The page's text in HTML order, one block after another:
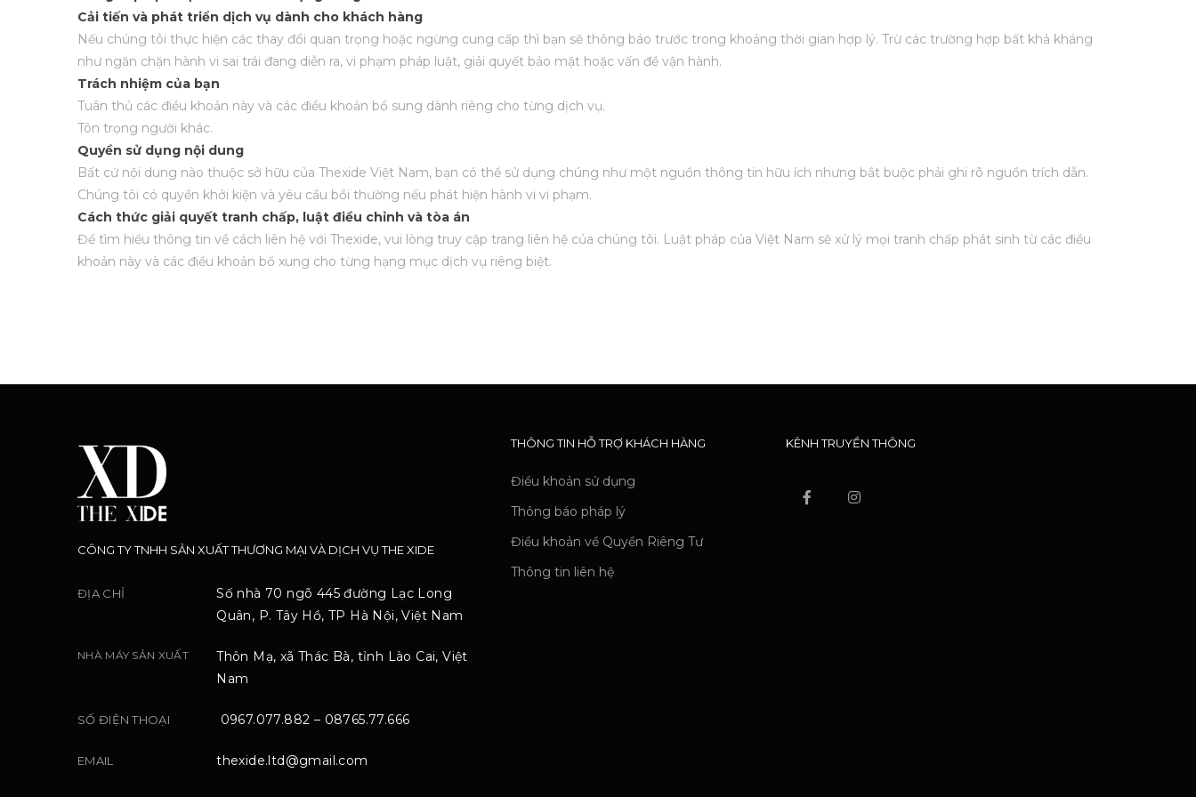
Cải tiến và phát triển dịch vụ dành cho khách hàng
Nếu chúng tôi thực hiện các thay đổi quan trọng hoặc ngừng cung cấp thì bạn sẽ thông báo trước trong khoảng thời gian hợp lý. Trừ các trường hợp bất khả kháng
như ngăn chặn hành vi sai trái đang diễn ra, vi phạm pháp luật, giải quyết bảo mật hoặc vấn đề vận hành.
Trách nhiệm của bạn
Tuân thủ các điều khoản này và các điều khoản bổ sung dành riêng cho từng dịch vụ.
Tôn trọng người khác.
Quyền sử dụng nội dung
Bất cứ nội dung nào thuộc sở hữu của Thexide Việt Nam, bạn có thể sử dụng chúng như một nguồn thông tin hữu ích nhưng bắt buộc phải ghi rõ nguồn trích dẫn.
Chúng tôi có quyền khởi kiện và yêu cầu bồi thường nếu phát hiện hành vi vi phạm.
Cách thức giải quyết tranh chấp, luật điều chỉnh và tòa án
Để tìm hiểu thông tin về cách liên hệ với Thexide, vui lòng truy cập trang liên hệ của chúng tôi. Luật pháp của Việt Nam sẽ xử lý mọi tranh chấp phát sinh từ các điều
khoản này và các điều khoản bổ xung cho từng hạng mục dịch vụ riêng biệt.
CÔNG TY TNHH SẢN XUẤT THƯƠNG MẠI VÀ DỊCH VỤ THE XIDE
ĐỊA CHỈ
Số nhà 70 ngõ 445 đường Lạc Long
Quân, P. Tây Hồ, TP Hà Nội, Việt Nam
NHÀ MÁY SẢN XUẤT
Thôn Mạ, xã Thác Bà, tỉnh Lào Cai, Việt
Nam
SỐ ĐIỆN THOẠI 0967.077.882 – 08765.77.666
EMAIL thexide.ltd@gmail.com
THÔNG TIN HỖ TRỢ KHÁCH HÀNG
Điều khoản sử dụng
Thông báo pháp lý
Điều khoản về Quyền Riêng Tư
Thông tin liên hệ
KÊNH TRUYỀN THÔNG